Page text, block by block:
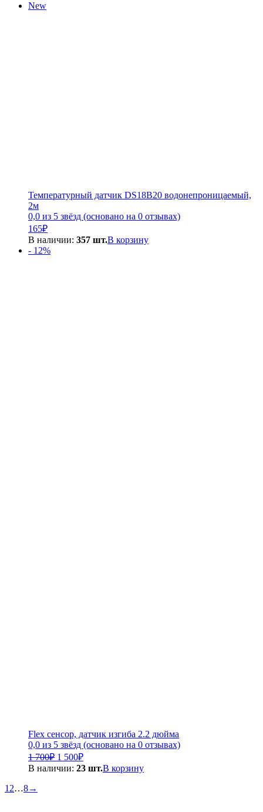
New
Температурный датчик DS18B20 водонепроницаемый,
2м
0,0 из 5 звёзд (основано на 0 отзывах)
165₽
В наличии: 357 шт.В корзину
- 12%
Flex сенсор, датчик изгиба 2.2 дюйма
0,0 из 5 звёзд (основано на 0 отзывах)
1 700₽ Первоначальная
цена
1 500₽Текущая
цена:
В наличии: 23 шт.В корзину
1 2…8→